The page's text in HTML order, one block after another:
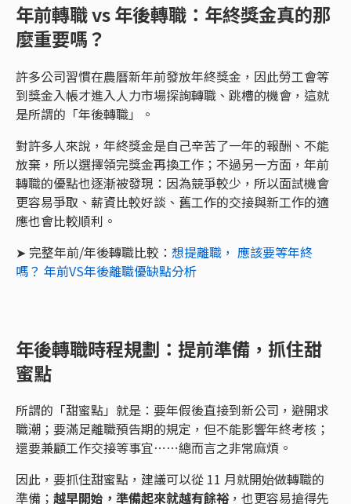
年前轉職 vs 年後轉職：年終獎金真的那
麼重要嗎？
許多公司習慣在農曆新年前發放年終獎金，因此勞工會等
到獎金入帳才進入人力市場探詢轉職、跳槽的機會，這就
是所謂的「年後轉職」。
對許多人來說，年終獎金是自己辛苦了一年的報酬、不能
放棄，所以選擇領完獎金再換工作；不過另一方面，年前
轉職的優點也逐漸被發現：因為競爭較少，所以面試機會
更容易爭取、薪資比較好談、舊工作的交接與新工作的適
應也會比較順利。
➤ 完整年前/年後轉職比較： 想提離職， 應該要等年終
嗎？ 年前VS年後離職優缺點分析
年後轉職時程規劃：提前準備，抓住甜
蜜點
所謂的「甜蜜點」就是：要年假後直接到新公司，避開求
職潮；要滿足離職預告期的規定，但不能影響年終考核；
還要兼顧工作交接等事宜⋯⋯總而言之非常麻煩。
因此，要抓住甜蜜點，建議可以從 11 月就開始做轉職的
準備； 越早開始，準備起來就越有餘裕，也更容易搶得先